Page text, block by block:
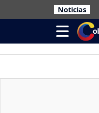
Noticias